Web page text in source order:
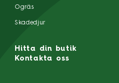
Ogräs
Skadedjur
Hitta din butik
Kontakta oss